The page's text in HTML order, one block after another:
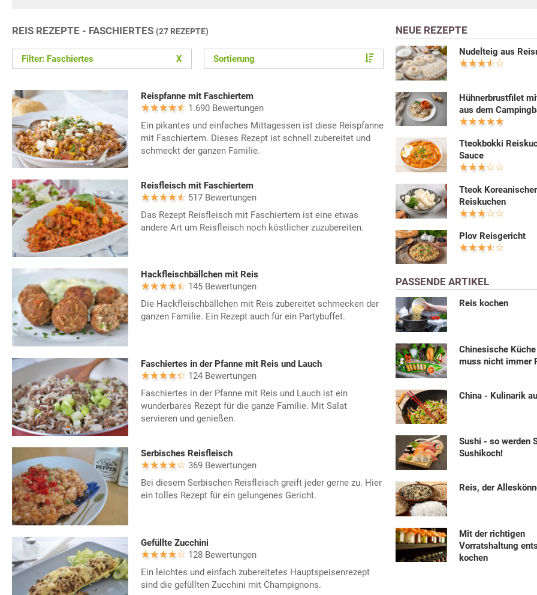
REIS REZEPTE - FASCHIERTES (27 REZEPTE)
Filter: Faschiertes X Sortierung
Reispfanne mit Faschiertem
1.690 Bewertungen
Ein pikantes und einfaches Mittagessen ist diese Reispfanne
mit Faschiertem. Dieses Rezept ist schnell zubereitet und
schmeckt der ganzen Familie.
Reisfleisch mit Faschiertem
517 Bewertungen
Das Rezept Reisfleisch mit Faschiertem ist eine etwas
andere Art um Reisfleisch noch köstlicher zuzubereiten.
Hackfleischbällchen mit Reis
145 Bewertungen
Die Hackfleischbällchen mit Reis zubereitet schmecken der
ganzen Familie. Ein Rezept auch für ein Partybuffet.
Faschiertes in der Pfanne mit Reis und Lauch
124 Bewertungen
Faschiertes in der Pfanne mit Reis und Lauch ist ein
wunderbares Rezept für die ganze Familie. Mit Salat
servieren und genießen.
Serbisches Reisfleisch
369 Bewertungen
Bei diesem Serbischen Reisfleisch greift jeder gerne zu. Hier
ein tolles Rezept für ein gelungenes Gericht.
Gefüllte Zucchini
128 Bewertungen
Ein leichtes und einfach zubereitetes Hauptspeisenrezept
sind die gefüllten Zucchini mit Champignons.
NEUE REZEPTE
Nudelteig aus
Hühnerbrustfilet
aus dem
Tteokbokki
Sauce
Tteok Koreanischer
Reiskuchen
Plov Reisgericht
PASSENDE ARTIKEL
Reis kochen
Chinesische
muss nicht immer
China - Kulinarik
Sushi - so werden
Sushikoch!
Reis, der
Mit der richtigen
Vorratshaltung
kochen